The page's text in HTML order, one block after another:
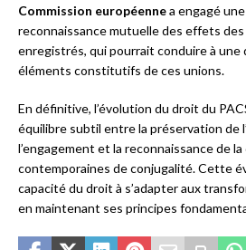
Commission européennea engagé
reconnaissance mutuelle des effets
enregistrés, qui pourrait conduire à une
éléments constitutifs de ces unions.
En définitive, l’évolution du droit du
équilibre subtil entre la préservation de
l’engagement et la reconnaissance de
contemporaines de conjugalité. Cette
capacité du droit à s’adapter aux
en maintenant ses principes